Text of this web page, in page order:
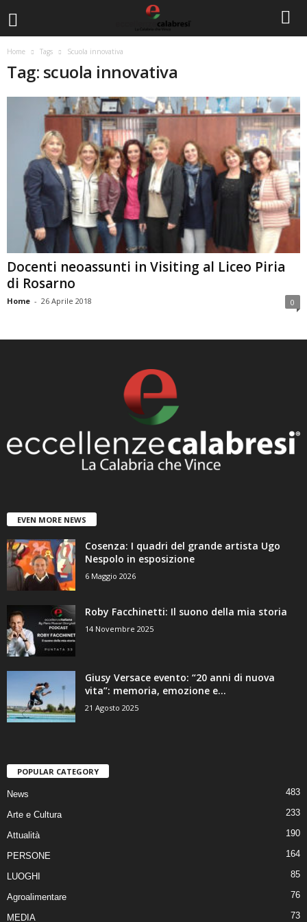
Home Tags Scuola innovativa
Tag: scuola innovativa
Docenti neoassunti in Visiting al Liceo Piria
di Rosarno
Home - 26 Aprile 2018 0
EVEN MORE NEWS
Cosenza: I quadri del grande artista Ugo
Nespolo in esposizione
6 Maggio 2026
Roby Facchinetti: Il suono della mia storia
14 Novembre 2025
Giusy Versace evento: “20 anni di nuova
vita”: memoria, emozione e...
21 Agosto 2025
POPULAR CATEGORY
News 483
Arte e Cultura 233
Attualità 190
PERSONE 164
LUOGHI 85
Agroalimentare 76
MEDIA 73